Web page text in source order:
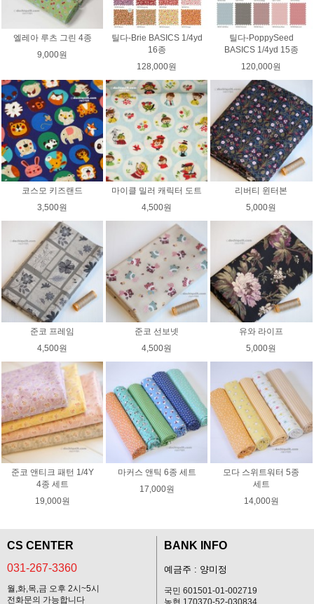
엘레아 루츠 그린 4종
9,000원
틸다-Brie BASICS 1/4yd
16종
128,000원
틸다-PoppySeed
BASICS 1/4yd 15종
120,000원
코스모 키즈랜드
3,500원
마이클 밀러 캐릭터 도트
4,500원
리버티 윈터본
5,000원
준코 프레임
4,500원
준코 선보넷
4,500원
유와 라이프
5,000원
준코 앤티크 패턴 1/4Y
4종 세트
19,000원
마커스 앤틱 6종 세트
17,000원
모다 스위트워터 5종
세트
14,000원
CS CENTER
031-267-3360
월,화,목,금 오후 2시~5시
전화문의 가능합니다
BANK INFO
예금주 : 양미정
국민 601501-01-002719
농협 170370-52-030834